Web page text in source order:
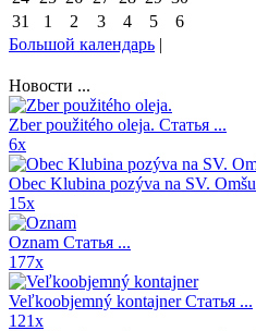
31
1 2 3 4 5
6
Большой календарь |
Новости ...
Zber použitého oleja. Статья ...
6x
Obec Klubina pozýva na SV. Omšu
15x
Oznam Статья ...
177x
Veľkoobjemný kontajnerСтатья ...
121x